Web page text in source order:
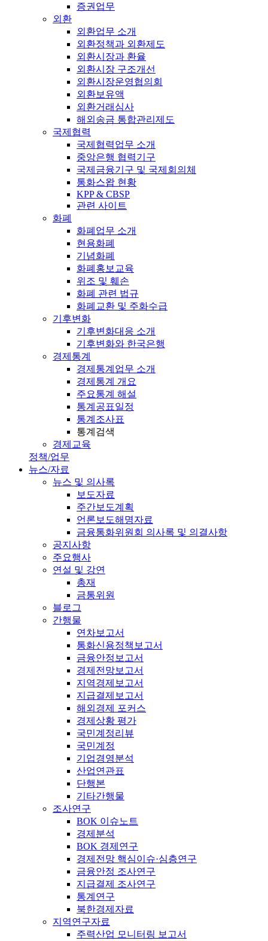
증권업무
외환
외환업무 소개
외환정책과 외환제도
외환시장과 환율
외환시장 구조개선
외환시장운영협의회
외환보유액
외환거래심사
해외송금 통합관리제도
국제협력
국제협력업무 소개
중앙은행 협력기구
국제금융기구 및 국제회의체
통화스왑 현황
KPP & CBSP
관련 사이트
화폐
화폐업무 소개
현용화폐
기념화폐
화폐홍보교육
위조 및 훼손
화폐 관련 법규
화폐교환 및 주화수급
기후변화
기후변화대응 소개
기후변화와 한국은행
경제통계
경제통계업무 소개
경제통계 개요
주요통계 해설
통계공표일정
통계조사표
통계검색
경제교육
정책/업무
뉴스/자료
뉴스 및 의사록
보도자료
주간보도계획
언론보도해명자료
금융통화위원회 의사록 및 의결사항
공지사항
주요행사
연설 및 강연
총재
금통위원
블로그
간행물
연차보고서
통화신용정책보고서
금융안정보고서
경제전망보고서
지역경제보고서
지급결제보고서
해외경제 포커스
경제상황 평가
국민계정리뷰
국민계정
기업경영분석
산업연관표
단행본
기타간행물
조사연구
BOK 이슈노트
경제분석
BOK 경제연구
경제전망 핵심이슈·심층연구
금융안정 조사연구
지급결제 조사연구
통계연구
북한경제자료
지역연구자료
주력산업 모니터링 보고서